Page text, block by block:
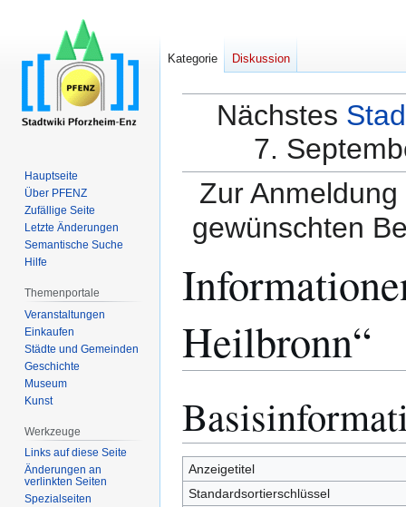
Nächstes
7.
Zur
gewünschten
Heilbronn“
Navigation
Suche
Anzeigetitel
Standardsortierschlüssel
Kategorie Diskussion
Hauptseite
Über PFENZ
Zufällige Seite
Letzte Änderungen
Semantische Suche
Hilfe
Themenportale
Veranstaltungen
Einkaufen
Städte und Gemeinden
Geschichte
Museum
Kunst
Werkzeuge
Links auf diese Seite
Änderungen an
verlinkten Seiten
Spezialseiten